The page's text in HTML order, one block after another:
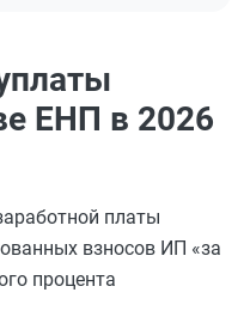
ЕНП в 2026
платы
взносов ИП «за
процента